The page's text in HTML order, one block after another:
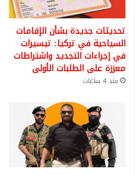
تحديثات جديدة بشأن الإقامات
السياحية في تركيا: تيسيرات
في إجراءات التجديد واشتراطات
معززة على الطلبات الأولى
منذ 4 ساعات